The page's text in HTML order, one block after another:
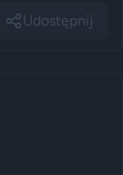
Udostępnij